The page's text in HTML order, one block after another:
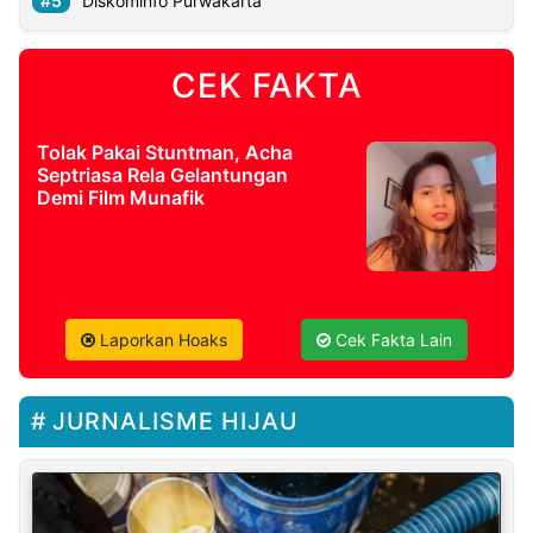
CEK FAKTA
Tolak Pakai Stuntman, Acha
Septriasa Rela Gelantungan
Demi Film Munafik
Laporkan Hoaks Cek Fakta Lain
JURNALISME HIJAU